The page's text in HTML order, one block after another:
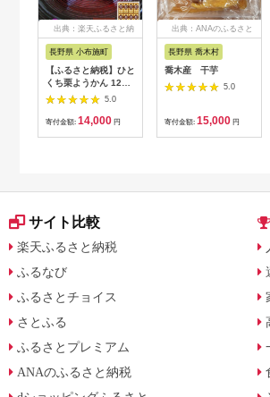
出典：楽天ふるさと納
長野県 小布施町
【ふるさと納税】ひと
くち栗ようかん 12本
入 ［桜井甘精堂］ 羊
羹 ようかん 和菓子 栗
スイーツ お菓子 長野
5.0
寄付金額: 14,000 円
出典：ANAのふるさと
長野県 喬木村
喬木産 干芋
5.0
寄付金額: 15,000 円
サイト比較
楽天ふるさと納税
ふるなび
ふるさとチョイス
さとふる
ふるさとプレミアム
ANAのふるさと納税